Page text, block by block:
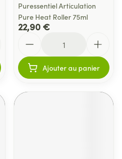
Puressentiel Articulation
Pure Heat Roller 75ml
22,90 €
Ajouter au panier